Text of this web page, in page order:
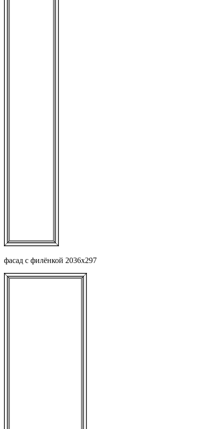
фасад с филёнкой 2036х297